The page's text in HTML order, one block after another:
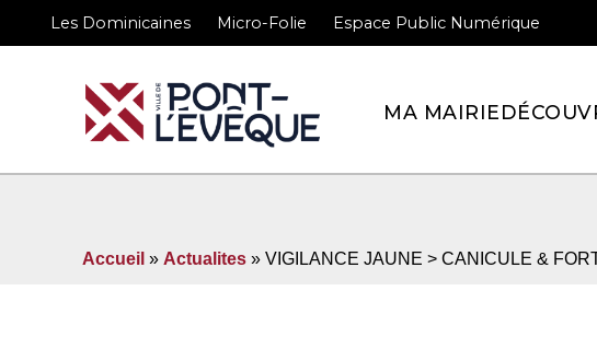
Les Dominicaines Micro-Folie Espace Public Numérique
MA MAIRIE
Accueil » Actualites » VIGILANCE JAUNE > CANICULE &